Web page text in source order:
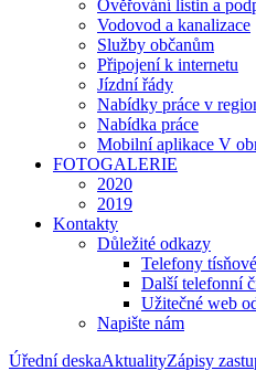
Ověřování listin a
Vodovod a kanalizace
Služby občanům
Připojení k internetu
Jízdní řády
Nabídky práce v
Nabídka práce
Mobilní aplikace V
FOTOGALERIE
2020
2019
Kontakty
Důležité odkazy
Telefony
Další telefonní
Užitečné web
Napište nám
Úřední deskaAktualityZápisy